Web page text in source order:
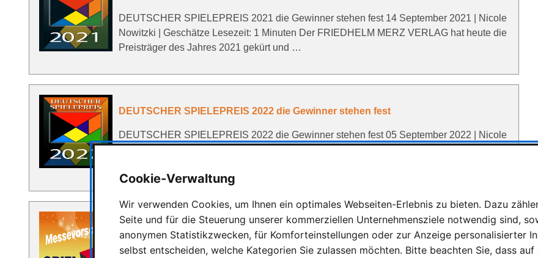
DEUTSCHER SPIELEPREIS 2021 die Gewinner stehen fest 14 September 2021 | Nicole
Nowitzki | Geschätze Lesezeit: 1 Minuten Der FRIEDHELM MERZ VERLAG hat heute die
Preisträger des Jahres 2021 gekürt und …
DEUTSCHER SPIELEPREIS 2022 die Gewinner stehen fest
DEUTSCHER SPIELEPREIS 2022 die Gewinner stehen fest 05 September 2022 | Nicole
SPIEL ESSEN 2023 wird größer, moderner und mit neuen Hallenkonzept
SPIEL ESSEN 2023 wird größer, moderner und mit neuen Hallenkonzept 16 August 2023
Cookie-Verwaltung
Wir verwenden Cookies, um Ihnen ein optimales Webseiten-Erlebnis zu bieten. Dazu
Seite und für die Steuerung unserer kommerziellen Unternehmensziele notwendig sind,
anonymen Statistikzwecken, für Komforteinstellungen oder zur Anzeige personalisierter
selbst entscheiden, welche Kategorien Sie zulassen möchten. Bitte beachten Sie, dass auf